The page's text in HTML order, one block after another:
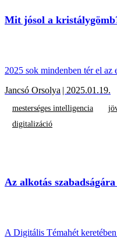
Mit jósol a
2025 sok mindenben tér el
Jancsó Orsolya | 2025.01.19.
mesterséges intelligencia
digitalizáció
Az alkotás
A Digitális Témahét